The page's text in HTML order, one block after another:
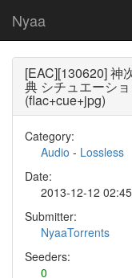
Nyaa
[EAC][130620] 神
典 シチュエーシ
(flac+cue+jpg)
Category:
Audio - Lossless
Date:
2013-12-12 02:45
Submitter:
NyaaTorrents
Seeders:
0